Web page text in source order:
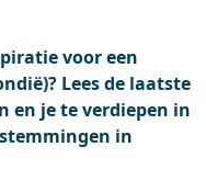
voor een
Lees de laatste
en je te verdiepen in
in